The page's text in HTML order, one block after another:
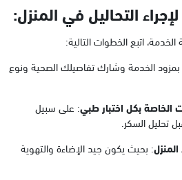
التحاليل في المنزل:
اتبع الخطوات التالية:
الخدمة وشارك تفاصيلك الصحية ونوع
الخاصة بكل اختبار طبي: على سبيل
: بحيث يكون جيد الإضاءة والتهوية